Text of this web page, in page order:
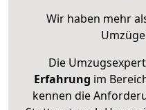
Wir haben mehr
Die
Erfahrung im
kennen die